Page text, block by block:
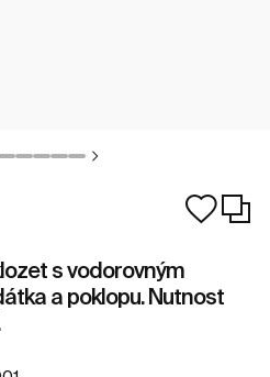
s vodorovným
a poklopu. Nutnost